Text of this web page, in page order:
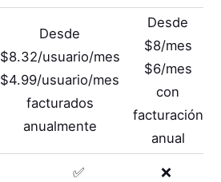
Desde
$8.32/usuario/mes
$4.99/usuario/mes
facturados
anualmente
Desde
$8/mes
$6/mes
con
facturación
anual
✅ ❌